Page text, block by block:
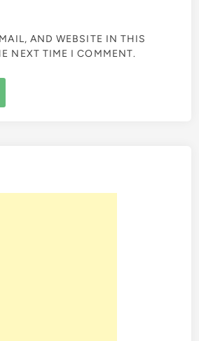
AND WEBSITE IN THIS
NEXT TIME I COMMENT.